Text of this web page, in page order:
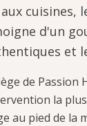
cuisines,
d'un
et
de Passion
la
au pied de la